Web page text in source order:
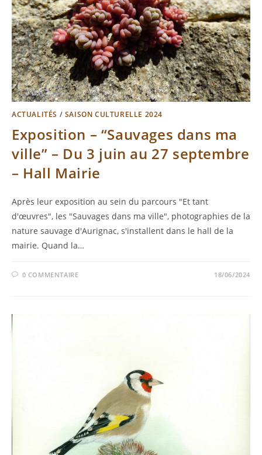
ACTUALITÉS / SAISON CULTURELLE 2024
Exposition – “Sauvages dans ma
ville” – Du 3 juin au 27 septembre
– Hall Mairie
Après leur exposition au sein du parcours "Et tant
d'œuvres", les "Sauvages dans ma ville", photographies de la
nature sauvage d'Aurignac, s'installent dans le hall de la
mairie. Quand la…
0 COMMENTAIRE 18/06/2024